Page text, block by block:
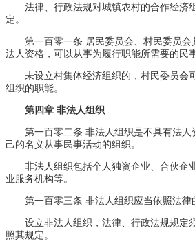
法律、行政法规对城镇农村的合作经济
定。
第一百零一条 居民委员会、村民委员
法人资格，可以从事为履行职能所需要的民
未设立村集体经济组织的，村民委员会
组织的职能。
第四章 非法人组织
第一百零二条 非法人组织是不具有法人
己的名义从事民事活动的组织。
非法人组织包括个人独资企业、合伙企
业服务机构等。
第一百零三条 非法人组织应当依照法律
设立非法人组织，法律、行政法规规定
照其规定。